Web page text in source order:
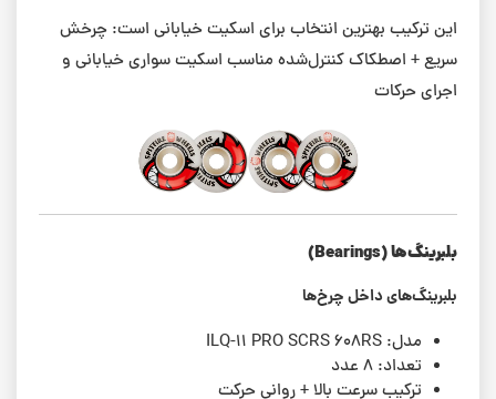
این ترکیب بهترین انتخاب برای اسکیت خیابانی است: چرخش
سریع + اصطکاک کنترل‌شده مناسب اسکیت سواری خیابانی و
اجرای حرکات
بلبرینگ‌ها (Bearings)
بلبرینگ‌های داخل چرخ‌ها
مدل: ILQ-11 PRO SCRS 608RS
تعداد: ۸ عدد
ترکیب سرعت بالا + روانی حرکت